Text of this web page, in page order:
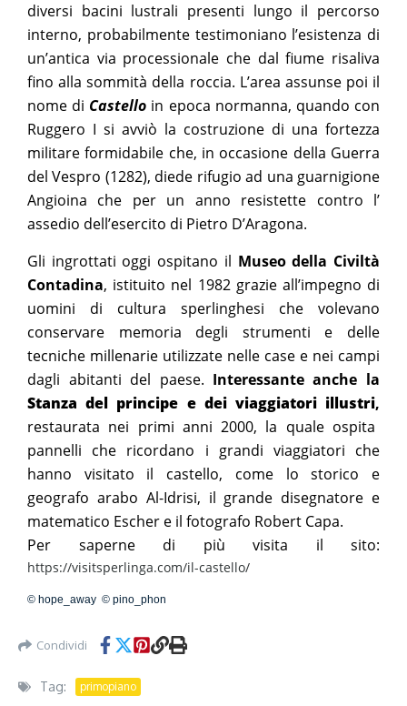
diversi bacini lustrali presenti lungo il percorso
interno, probabilmente testimoniano l’esistenza di
un’antica via processionale che dal fiume risaliva
fino alla sommità della roccia. L’area assunse poi il
nome di Castello in epoca normanna, quando con
Ruggero I si avviò la costruzione di una fortezza
militare formidabile che, in occasione della Guerra
del Vespro (1282), diede rifugio ad una guarnigione
Angioina che per un anno resistette contro l’
assedio dell’esercito di Pietro D’Aragona.
Gli ingrottati oggi ospitano il Museo della Civiltà
Contadina, istituito nel 1982 grazie all’impegno di
uomini di cultura sperlinghesi che volevano
conservare memoria degli strumenti e delle
tecniche millenarie utilizzate nelle case e nei campi
dagli abitanti del paese. Interessante anche la
Stanza del principe e dei viaggiatori illustri,
restaurata nei primi anni 2000, la quale ospita
pannelli che ricordano i grandi viaggiatori che
hanno visitato il castello, come lo storico e
geografo arabo Al-Idrisi, il grande disegnatore e
matematico Escher e il fotografo Robert Capa.
Per saperne di più visita il sito:
https://visitsperlinga.com/il-castello/
© hope_away © pino_phon
Condividi
Tag: primopiano